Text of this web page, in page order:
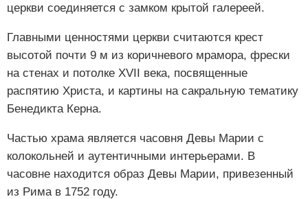
церкви соединяется с замком крытой галереей.
Главными ценностями церкви считаются крест
высотой почти 9 м из коричневого мрамора, фрески
на стенах и потолке XVII века, посвященные
распятию Христа, и картины на сакральную тематику
Бенедикта Керна.
Частью храма является часовня Девы Марии с
колокольней и аутентичными интерьерами. В
часовне находится образ Девы Марии, привезенный
из Рима в 1752 году.